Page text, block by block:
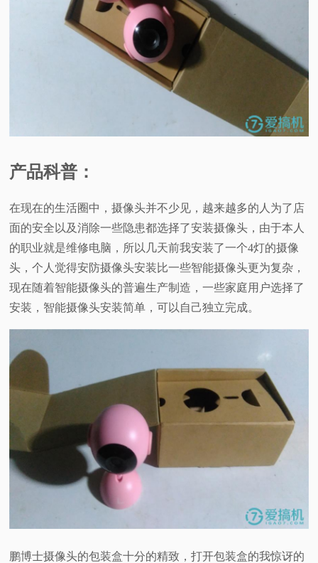
验
专
题
产品科普：
在现在的生活圈中，摄像头并不少见，越来越多的人为了店
面的安全以及消除一些隐患都选择了安装摄像头，由于本人
的职业就是维修电脑，所以几天前我安装了一个4灯的摄像
头，个人觉得安防摄像头安装比一些智能摄像头更为复杂，
现在随着智能摄像头的普遍生产制造，一些家庭用户选择了
安装，智能摄像头安装简单，可以自己独立完成。
鹏博士摄像头的包装盒十分的精致，打开包装盒的我惊讶的